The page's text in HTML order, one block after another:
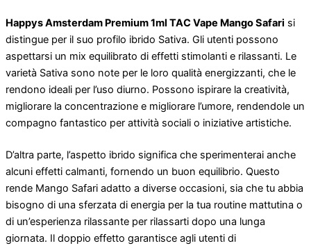
Happys Amsterdam Premium 1ml TAC Vape Mango Safari si
distingue per il suo profilo ibrido Sativa. Gli utenti possono
aspettarsi un mix equilibrato di effetti stimolanti e rilassanti. Le
varietà Sativa sono note per le loro qualità energizzanti, che le
rendono ideali per l’uso diurno. Possono ispirare la creatività,
migliorare la concentrazione e migliorare l’umore, rendendole un
compagno fantastico per attività sociali o iniziative artistiche.
D’altra parte, l’aspetto ibrido significa che sperimenterai anche
alcuni effetti calmanti, fornendo un buon equilibrio. Questo
rende Mango Safari adatto a diverse occasioni, sia che tu abbia
bisogno di una sferzata di energia per la tua routine mattutina o
di un’esperienza rilassante per rilassarti dopo una lunga
giornata. Il doppio effetto garantisce agli utenti di